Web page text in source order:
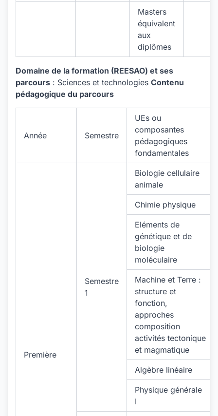
Masters
équivalent
aux
diplômes
Domaine de la formation (REESAO) et ses
parcours : Sciences et technologies Contenu
pédagogique du parcours
Année Semestre
UEs ou
composantes
pédagogiques
fondamentales
Première
Semestre
1
Biologie cellulaire
animale
Chimie physique
Eléments de
génétique et de
biologie
moléculaire
Machine et Terre :
structure et
fonction,
approches
composition
activités tectonique
et magmatique
Algèbre linéaire
Physique générale
I